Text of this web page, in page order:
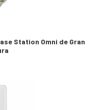
Station Omni de Gran